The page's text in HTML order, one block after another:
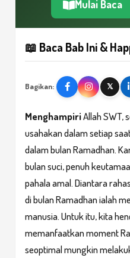
Mulai Baca
📖 Baca Bab Ini &
Bagikan: 𝕏
MenghampiriAllah SWT,
usahakan dalam setiap
dalam bulan Ramadhan.
bulan suci, penuh
pahala amal. Diantara
di bulan Ramadhan ialah
manusia. Untuk itu, kita
memanfaatkan moment
seoptimal mungkin